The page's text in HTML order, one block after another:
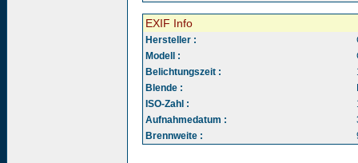
EXIF Info
Hersteller :
Modell :
Belichtungszeit :
Blende :
ISO-Zahl :
Aufnahmedatum :
Brennweite :